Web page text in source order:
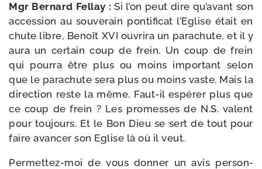
Mgr Bernard Fellay : Si l’on peut dire qu’a­vant son
acces­sion au sou­ve­rain pon­ti­fi­cat l’Eglise était en
chute libre, Benoît XVI ouvri­ra un para­chute, et il y
aura un cer­tain coup de frein. Un coup de frein
qui pour­ra être plus ou moins impor­tant selon
que le para­chute sera plus ou moins vaste. Mais la
direc­tion reste la même. Faut-​il espé­rer plus que
ce coup de frein ? Les pro­messes de N.S. valent
pour tou­jours. Et le Bon Dieu se sert de tout pour
faire avan­cer son Eglise là où il veut.
Permettez-​moi de vous don­ner un avis per­son­